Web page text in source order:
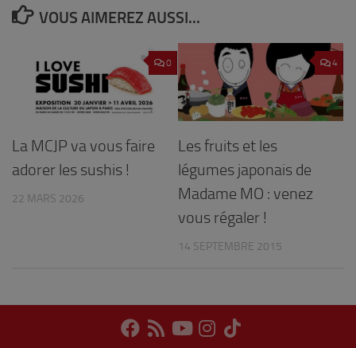
VOUS AIMEREZ AUSSI...
0
La MCJP va vous faire
adorer les sushis !
22 MARS 2026
4
Les fruits et les
légumes japonais de
Madame MO : venez
vous régaler !
14 SEPTEMBRE 2015